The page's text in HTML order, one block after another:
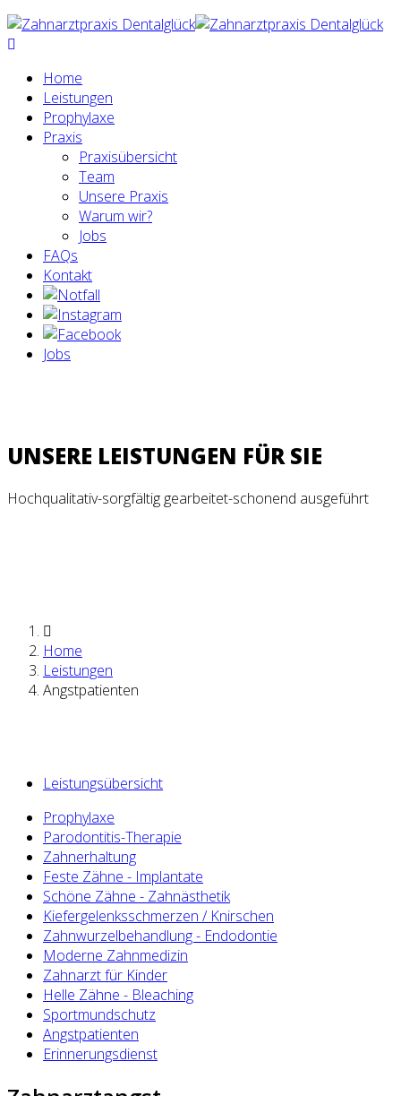
Home
Leistungen
Prophylaxe
Praxis
Praxisübersicht
Team
Unsere Praxis
Warum wir?
Jobs
FAQs
Kontakt
Jobs
UNSERE LEISTUNGEN FÜR SIE
Hochqualitativ-sorgfältig gearbeitet-schonend ausgeführt
Home
Leistungen
Angstpatienten
Leistungsübersicht
Prophylaxe
Parodontitis-Therapie
Zahnerhaltung
Feste Zähne - Implantate
Schöne Zähne - Zahnästhetik
Kiefergelenksschmerzen / Knirschen
Zahnwurzelbehandlung - Endodontie
Moderne Zahnmedizin
Zahnarzt für Kinder
Helle Zähne - Bleaching
Sportmundschutz
Angstpatienten
Erinnerungsdienst